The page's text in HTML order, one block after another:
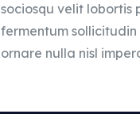
sociosqu velit lobortis
fermentum
ornare nulla nisl